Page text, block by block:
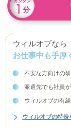
ウィルオブなら
お仕事中も手厚
不安な方向けの
派遣先でも社員
ウィルオブの有
ウィルオブの特長